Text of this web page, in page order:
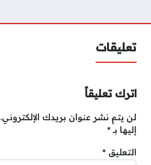
تعليقات
اترك تعليقاً
لن يتم نشر عنوان بريدك الإلكتروني.
إليها بـ*
التعليق *